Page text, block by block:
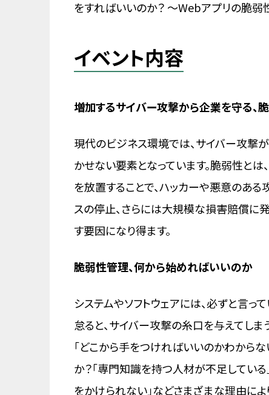
をすればいいのか？ 〜Webアプリの脆弱
イベント内容
増加するサイバー攻撃から企業を守る、
現代のビジネス環境では、サイバー攻撃
かせない要素となっています。脆弱性とは
を放置することで、ハッカーや悪意のあ
スの停止、さらには大規模な損害賠償に
す要因になり得ます。
脆弱性管理、何から始めればいいのか
システムやソフトウェアには、必ずと言
怠ると、サイバー攻撃の糸口を与えてしま
「どこから手をつければいいのかわから
か？「専門知識を持つ人材が不足してい
をかけられない」などさまざまな理由に